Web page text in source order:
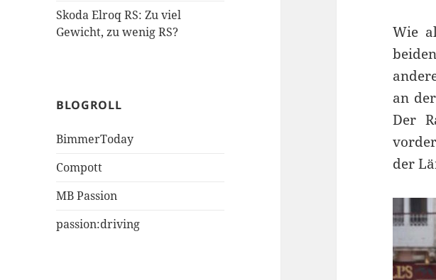
Skoda Elroq RS: Zu viel
Gewicht, zu wenig RS?
BLOGROLL
BimmerToday
Compott
MB Passion
passion:driving
Wie
an
Der
der